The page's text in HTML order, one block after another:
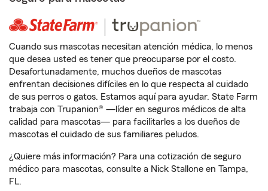
Cuando sus mascotas necesitan atención médica, lo menos
que desea usted es tener que preocuparse por el costo.
Desafortunadamente, muchos dueños de mascotas
enfrentan decisiones difíciles en lo que respecta al cuidado
de sus perros o gatos. Estamos aquí para ayudar. State Farm
trabaja con Trupanion® —líder en seguros médicos de alta
calidad para mascotas— para facilitarles a los dueños de
mascotas el cuidado de sus familiares peludos.
¿Quiere más información? Para una cotización de seguro
médico para mascotas, consulte a Nick Stallone en Tampa,
FL.